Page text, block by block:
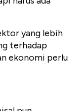
yang lebih
terhadap
ekonomi perlu